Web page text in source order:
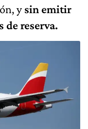
ysin emitir
de reserva.